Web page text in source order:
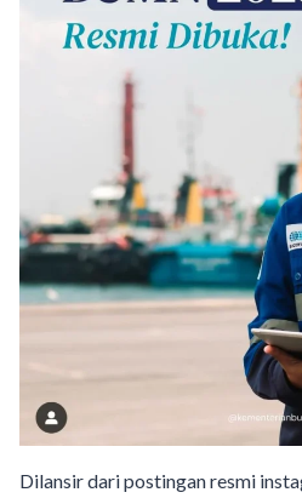
Dilansir dari postingan resmi